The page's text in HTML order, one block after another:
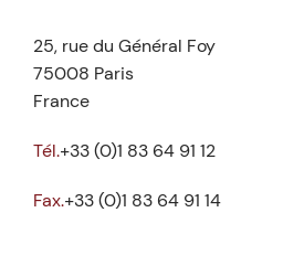
25, rue du Général Foy
75008 Paris
France
Tél.+33 (0)1 83 64 91 12
Fax.+33 (0)1 83 64 91 14